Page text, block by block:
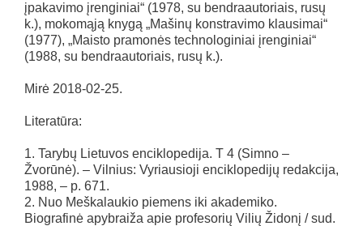
įpakavimo įrenginiai“ (1978, su bendraautoriais, rusų
k.), mokomąją knygą „Mašinų konstravimo klausimai“
(1977), „Maisto pramonės technologiniai įrenginiai“
(1988, su bendraautoriais, rusų k.).
Mirė 2018-02-25.
Literatūra:
1. Tarybų Lietuvos enciklopedija. T 4 (Simno –
Žvorūnė). – Vilnius: Vyriausioji enciklopedijų redakcija,
1988, – p. 671.
2. Nuo Meškalaukio piemens iki akademiko.
Biografinė apybraiža apie profesorių Vilių Židonį / sud.